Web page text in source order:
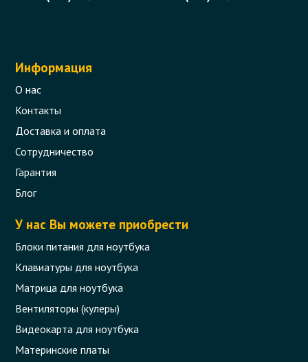
Код товара - 05273
0 грн.
Нет в наличии
Информация
О нас
Контакты
Доставка и оплата
Сотрудничество
Гарантия
Блог
У нас Вы можете приобрести
Блоки питания для ноутбука
Клавиатуры для ноутбука
Матрица для ноутбука
Вентиляторы (кулеры)
Видеокарта для ноутбука
Материнские платы